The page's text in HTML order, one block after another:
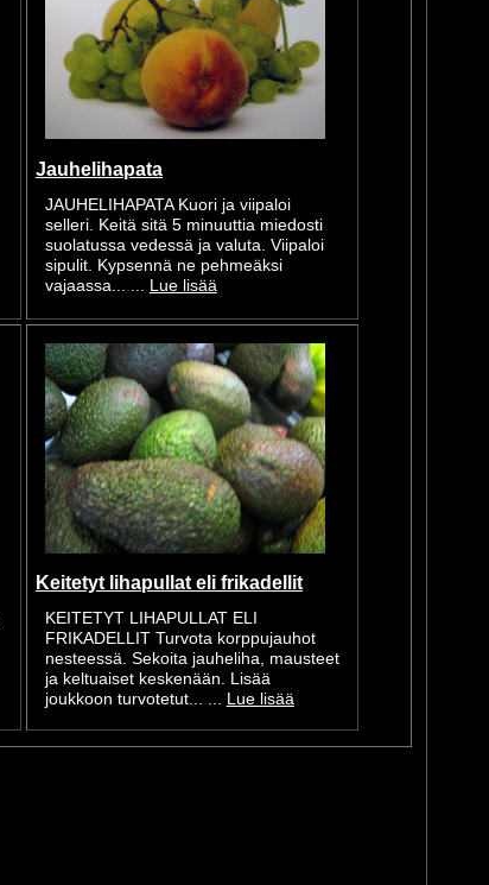
Jauhelihapata
JAUHELIHAPATA Kuori ja viipaloi
selleri. Keitä sitä 5 minuuttia miedosti
suolatussa vedessä ja valuta. Viipaloi
sipulit. Kypsennä ne pehmeäksi
vajaassa... ... Lue lisää
Keitetyt lihapullat eli frikadellit
KEITETYT LIHAPULLAT ELI
FRIKADELLIT Turvota korppujauhot
nesteessä. Sekoita jauheliha, mausteet
ja keltuaiset keskenään. Lisää
joukkoon turvotetut... ... Lue lisää